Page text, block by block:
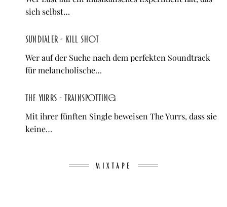
sich selbst…
Sundialer - Kill Shot
Wer auf der Suche nach dem perfekten Soundtrack
für melancholische…
The Yurrs - Trainspotting
Mit ihrer fünften Single beweisen The Yurrs, dass sie
keine…
MIXTAPE